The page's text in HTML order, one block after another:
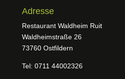
Adresse
Restaurant Waldheim Ruit
Waldheimstraße 26
73760 Ostfildern
Tel: 0711 44002326